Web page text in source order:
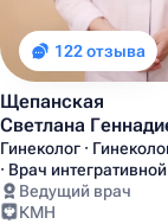
122 отзыва
Щепанская
Светлана
Гинеколог ·
· Врач
Ведущий врач
КМН